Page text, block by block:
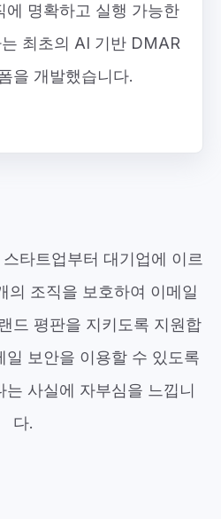
에 명확하고 실행 가능한
최초의 AI 기반 DMAR
을 개발했습니다.
타트업부터 대기업에 이르
의 조직을 보호하여 이메일
드 평판을 지키도록 지원합
일 보안을 이용할 수 있도록
사실에 자부심을 느낍니
다.